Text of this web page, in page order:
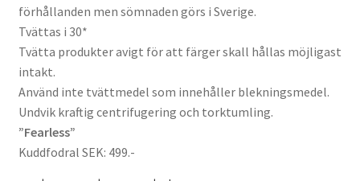
förhållanden men sömnaden görs i Sverige.
Tvättas i 30*
Tvätta produkter avigt för att färger skall hållas möjligast
intakt.
Använd inte tvättmedel som innehåller blekningsmedel.
Undvik kraftig centrifugering och torktumling.
”Fearless”
Kuddfodral SEK: 499.-